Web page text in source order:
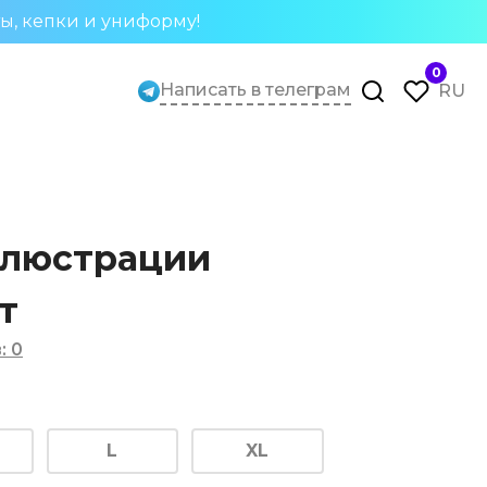
кепки и униформу!
Написать в телеграм
0
RU
: 0
L XL